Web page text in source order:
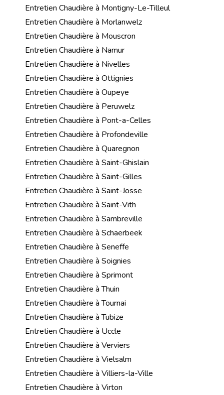
Entretien Chaudière à Montigny-Le-Tilleul
Entretien Chaudière à Morlanwelz
Entretien Chaudière à Mouscron
Entretien Chaudière à Namur
Entretien Chaudière à Nivelles
Entretien Chaudière à Ottignies
Entretien Chaudière à Oupeye
Entretien Chaudière à Peruwelz
Entretien Chaudière à Pont-a-Celles
Entretien Chaudière à Profondeville
Entretien Chaudière à Quaregnon
Entretien Chaudière à Saint-Ghislain
Entretien Chaudière à Saint-Gilles
Entretien Chaudière à Saint-Josse
Entretien Chaudière à Saint-Vith
Entretien Chaudière à Sambreville
Entretien Chaudière à Schaerbeek
Entretien Chaudière à Seneffe
Entretien Chaudière à Soignies
Entretien Chaudière à Sprimont
Entretien Chaudière à Thuin
Entretien Chaudière à Tournai
Entretien Chaudière à Tubize
Entretien Chaudière à Uccle
Entretien Chaudière à Verviers
Entretien Chaudière à Vielsalm
Entretien Chaudière à Villiers-la-Ville
Entretien Chaudière à Virton